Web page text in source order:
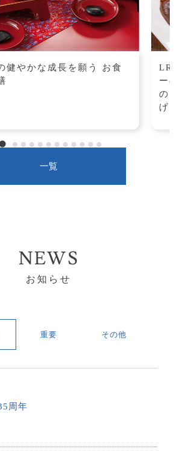
健やかな成長を願う お食
LRT
ーの
のブ
げ
一覧
NEWS
お知らせ
重要 その他
周年